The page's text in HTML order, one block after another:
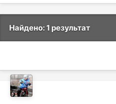
Найдено: 1 результат